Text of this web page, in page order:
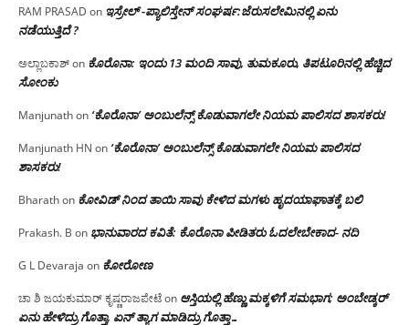
RAM PRASAD on ಇಸ್ರೇಲ್ -ಪ್ಯಾಲಿಸ್ತೇನ್ ಸಂಘರ್ಷ:ಜೆರುಸಲೇಮಿನಲ್ಲಿ ಏನು
ನಡೆಯುತ್ತಿದೆ ?
ಅಲ್ಲಾಬಕಾಶ್on ಕೊರೊನಾ: ಇಂದು 13 ಮಂದಿ ಸಾವು, ತುಮಕೂರು, ತಿಪಟೂರಿನಲ್ಲಿ ಹೆಚ್ಚಿದ
ಸೋಂಕು
Manjunathon ‘ಕೊರೊನಾ’ ಅಂಬುಲೆನ್ಸ್ ಕೊಡುವಾಗಲೇ ನಿಯಮ ಪಾಲಿಸದ ಶಾಸಕರು!
Manjunath HN on ‘ಕೊರೊನಾ’ ಅಂಬುಲೆನ್ಸ್ ಕೊಡುವಾಗಲೇ ನಿಯಮ ಪಾಲಿಸದ
ಶಾಸಕರು!
Bharathon ಕೋವಿಡ್ ನಿಂದ ತಾಯಿ ಸಾವು ಕೇಳಿದ ಮಗಳು ಹೃದಯಾಘಾತಕ್ಕೆ ಬಲಿ
Prakash. B on ಭಾನುವಾರದ ಕವಿತೆ: ಕೊರೊನಾ ಪೀಡಿತರು ಓದಲೇಬೇಕಾದ- ನದಿ
G L Devaraja on ಕೋರೋಣ
ಚಾ ಶಿ ಜಯಕುಮಾರ್ ಕೃಷ್ಣರಾಜಪೇಟೆon ಆಸ್ತಿಯಲ್ಲಿ ಹೆಣ್ಣು ಮಕ್ಕಳಿಗೆ ಸಮಭಾಗ; ಅಂಬೇಡ್ಕರ್
ಏನು ಹೇಳಿದ್ರು ಗೊತ್ತಾ, ಏನ್ ತ್ಯಾಗ ಮಾಡಿದ್ರು ಗೊತ್ತಾ…